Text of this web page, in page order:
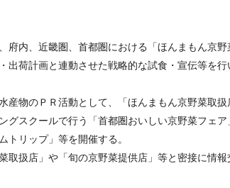
府内、近畿圏、首都圏における「ほんまもん京野
出荷計画と連動させた戦略的な試食・宣伝等を行
産物のＰＲ活動として、「ほんまもん京野菜取扱
グスクールで行う「首都圏おいしい京野菜フェア
リップ」等を開催する。
取扱店」や「旬の京野菜提供店」等と密接に情報